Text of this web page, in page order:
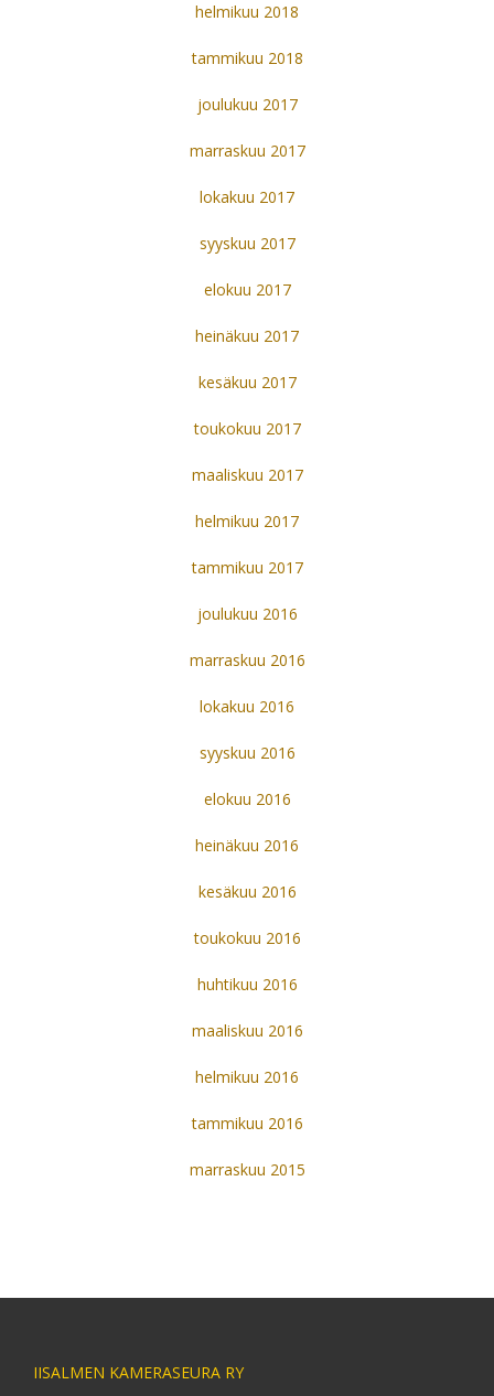
helmikuu 2018
tammikuu 2018
joulukuu 2017
marraskuu 2017
lokakuu 2017
syyskuu 2017
elokuu 2017
heinäkuu 2017
kesäkuu 2017
toukokuu 2017
maaliskuu 2017
helmikuu 2017
tammikuu 2017
joulukuu 2016
marraskuu 2016
lokakuu 2016
syyskuu 2016
elokuu 2016
heinäkuu 2016
kesäkuu 2016
toukokuu 2016
huhtikuu 2016
maaliskuu 2016
helmikuu 2016
tammikuu 2016
marraskuu 2015
IISALMEN KAMERASEURA RY